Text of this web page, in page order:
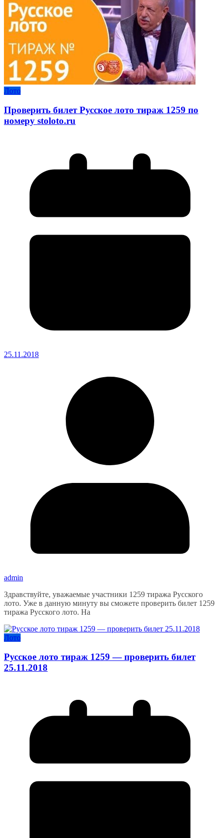
Лото
Проверить билет Русское лото тираж 1259 по
номеру stoloto.ru
25.11.2018
admin
Здравствуйте, уважаемые участники 1259 тиража Русского
лото. Уже в данную минуту вы сможете проверить билет 1259
тиража Русского лото. На
Лото
Русское лото тираж 1259 — проверить билет
25.11.2018